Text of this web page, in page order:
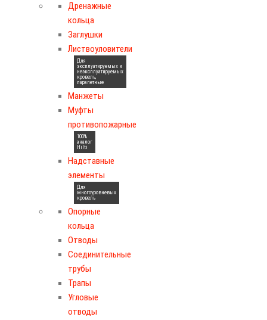
Дренажные
кольца
Заглушки
Листвоуловители
Для
эксплуатируемых и
неэксплуатируемых
кровель,
парапетные
Манжеты
Муфты
противопожарные
100%
аналог
Hilti
Надставные
элементы
Для
многоуровневых
кровель
Опорные
кольца
Отводы
Соединительные
трубы
Трапы
Угловые
отводы